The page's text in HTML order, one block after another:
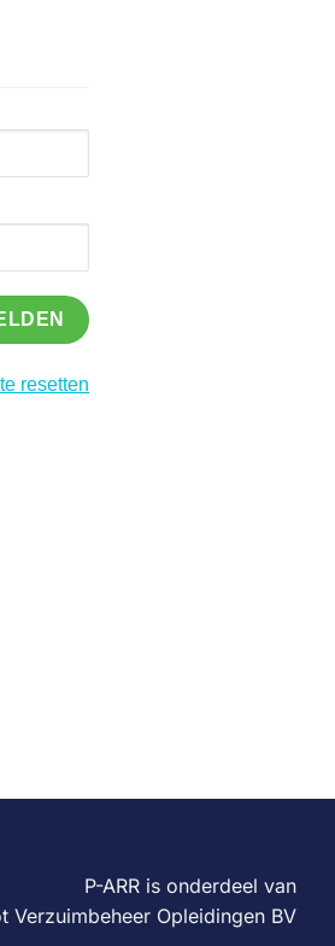
resetten
P-ARR is onderdeel van
Verzuimbeheer Opleidingen BV